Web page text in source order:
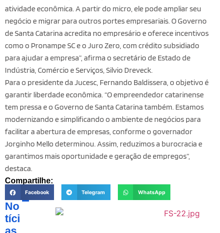
atividade econômica. A partir do micro, ele pode ampliar seu
negócio e migrar para outros portes empresariais. O Governo
de Santa Catarina acredita no empresário e oferece incentivos
como o Pronampe SC e o Juro Zero, com crédito subsidiado
para ajudar a empresa”, afirma o secretário de Estado de
Indústria, Comércio e Serviços, Silvio Dreveck.
Para o presidente da Jucesc, Fernando Baldissera, o objetivo é
garantir liberdade econômica. “O empreendedor catarinense
tem pressa e o Governo de Santa Catarina também. Estamos
modernizando e simplificando o ambiente de negócios para
facilitar a abertura de empresas, conforme o governador
Jorginho Mello determinou. Assim, reduzimos a burocracia e
garantimos mais oportunidade e geração de empregos”,
destaca.
Compartilhe:
Facebook Telegram WhatsApp
No
tíci